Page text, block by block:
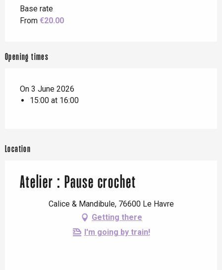
Base rate
From €20.00
Opening times
On 3 June 2026
15:00 at 16:00
Location
Atelier : Pause crochet
Calice & Mandibule, 76600 Le Havre
Getting there
I'm going by train!